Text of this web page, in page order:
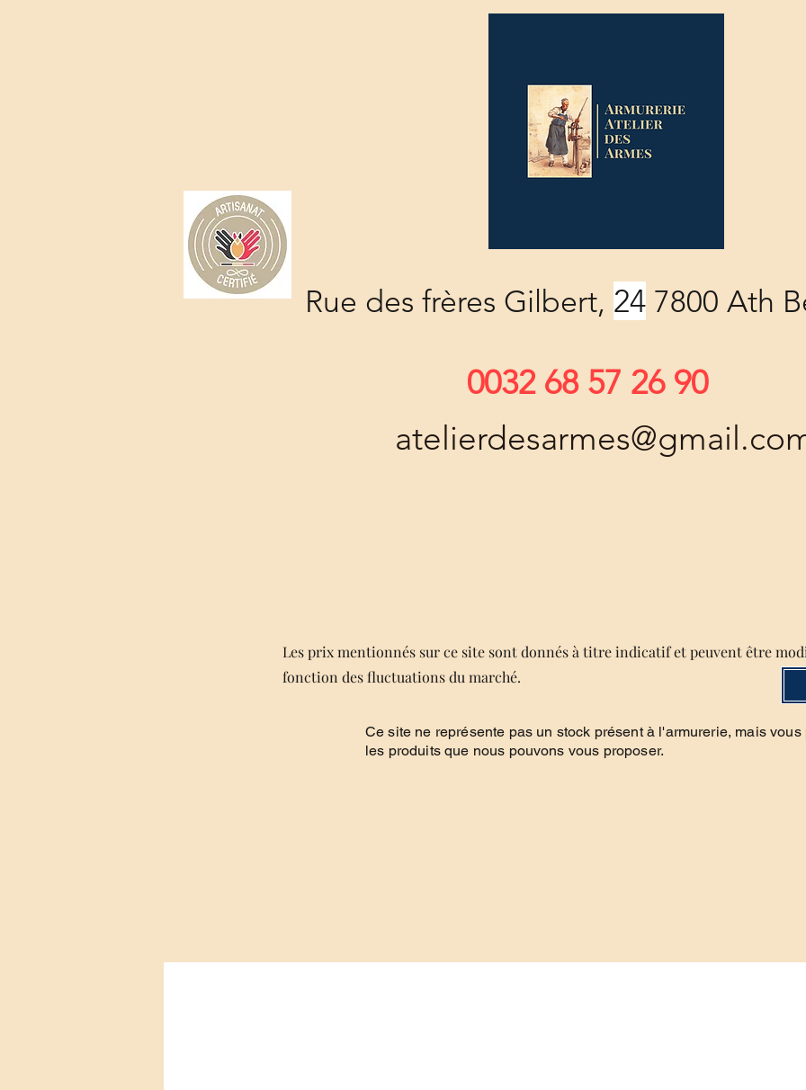
0032 68 57 26 90
Rue des frères Gilbert, 247800 Ath
Les prix mentionnés sur ce site sont donnés à titre indicatif et peuvent être
fonction des fluctuations du marché.
Ce site ne représente pas un stock présent à l'armurerie, mais vous
les produits que nous pouvons vous proposer.